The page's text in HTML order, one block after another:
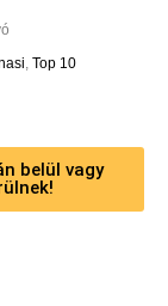
, Top 10
belül vagy